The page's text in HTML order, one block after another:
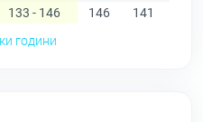
133 - 146 146 141
години